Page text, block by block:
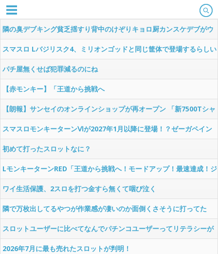
隣の臭デブキング貧乏揺すり背中のけぞりキョロ厨カンスケデブがウ
ザすぎて心が折れそう…
スマスロ Lバジリスク4、ミリオンゴッドと同じ筐体で登場するらしい
パチ屋無くせば犯罪減るのにね
【赤モンキー】「王道から挑戦へ
【朗報】サンセイのオンラインショップが再オープン 「新7500Tシャ
ツ」「BOX of GARO」「Wall of GARO」が追加されてるぞ
スマスロモンキーターンⅥが2027年1月以降に登場！？ゼーガペイン
は抱き合わせなの…？
初めて打ったスロットなに？
LモンキーターンRED「王道から挑戦へ！モードアップ！最速達成！ジ
ャックイン！７揃い！」←まったくの別物っぽいけど流行るんか！？
ワイ生活保護、2スロを打つ金すら無くて咽び泣く
隣で万枚出してるやつが作業感が凄いのか面倒くさそうに打ってた
スロットユーザーに比べてなんでパチンコユーザーってリテラシーが
ここまで低いんだろうか…
2026年7月に最も売れたスロットが判明！